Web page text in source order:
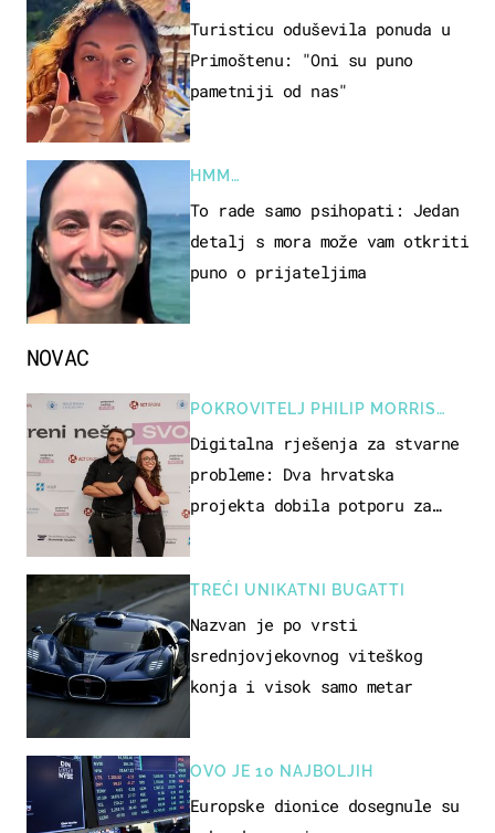
Turisticu oduševila ponuda u
Primoštenu: "Oni su puno
pametniji od nas"
HMM…
To rade samo psihopati: Jedan
detalj s mora može vam otkriti
puno o prijateljima
NOVAC
POKROVITELJ PHILIP MORRIS
ZAGREB
Digitalna rješenja za stvarne
probleme: Dva hrvatska
projekta dobila potporu za
TREĆI UNIKATNI BUGATTI
Nazvan je po vrsti
srednjovjekovnog viteškog
konja i visok samo metar
OVO JE 10 NAJBOLJIH
Europske dionice dosegnule su